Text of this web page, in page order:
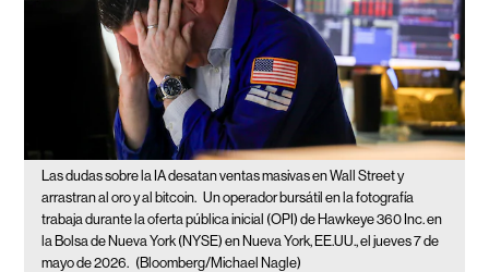
Las dudas sobre la IA desatan ventas masivas en Wall Street y
arrastran al oro y al bitcoin. Un operador bursátil en la fotografía
trabaja durante la oferta pública inicial (OPI) de Hawkeye 360 ​​Inc. en
la Bolsa de Nueva York (NYSE) en Nueva York, EE.UU., el jueves 7 de
mayo de 2026. (Bloomberg/Michael Nagle)